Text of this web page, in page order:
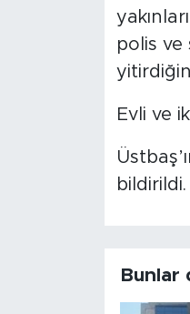
polis ve
Evli ve
bildirildi.
Bunlar